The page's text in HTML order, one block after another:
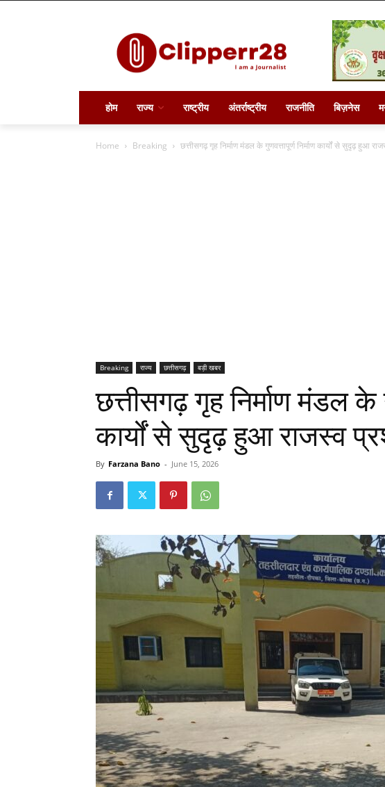
होम राज्य राष्ट्रीय अंतर्राष्ट्रीय राजनीति बिज़नेस
Home Breaking छत्तीसगढ़ गृह निर्माण मंडल के गुणवत्तापूर्ण निर्माण कार्यों से सुदृढ़ हुआ
Breaking राज्य छत्तीसगढ़ बड़ी खबर
छत्तीसगढ़ गृह निर्माण मंडल के
कार्यों से सुदृढ़ हुआ राजस्व
By Farzana Bano - June 15, 2026